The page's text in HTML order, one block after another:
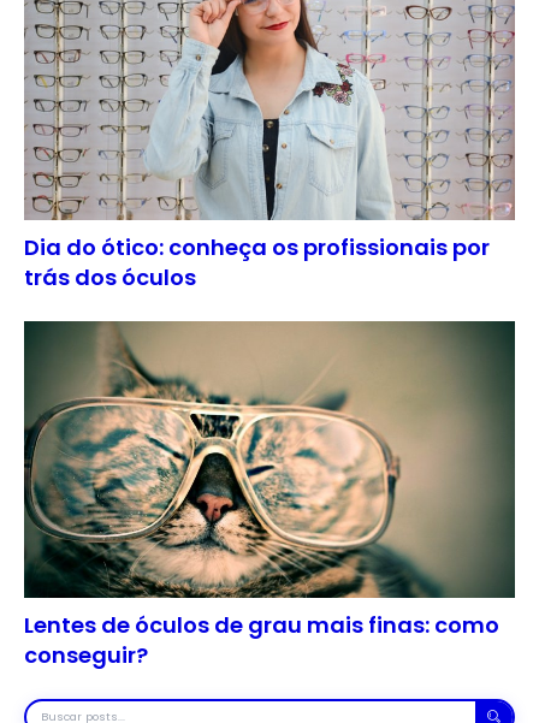
Dia do ótico: conheça os profissionais por
trás dos óculos
Lentes de óculos de grau mais finas: como
conseguir?
Buscar